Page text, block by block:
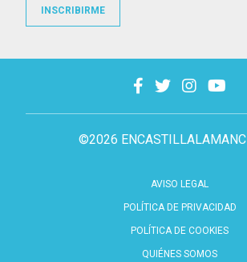
©2026
AVISO LEGAL
POLÍTICA DE PRIVACIDAD
POLÍTICA DE COOKIES
QUIÉNES SOMOS
INSCRIBIRME